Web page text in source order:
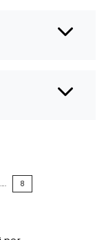
.... 8